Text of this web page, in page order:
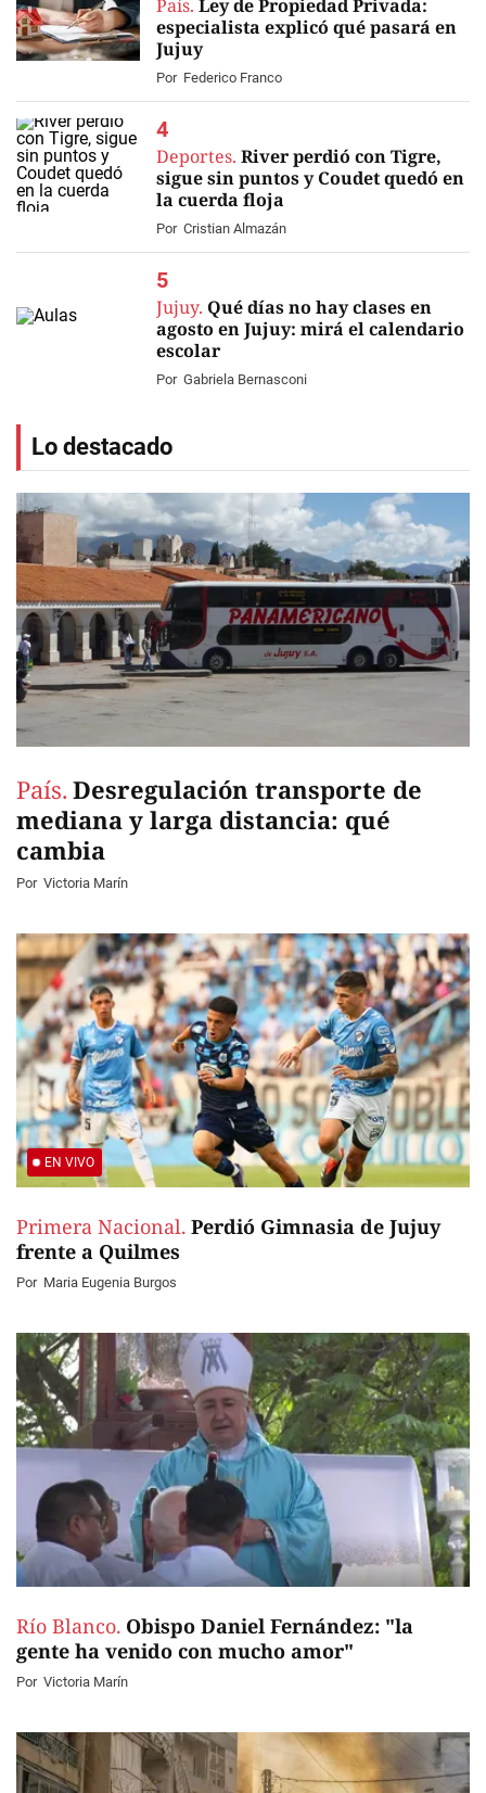
País. Ley de Propiedad Privada:
especialista explicó qué pasará en
Jujuy
Por Federico Franco
Deportes. River perdió con Tigre,
sigue sin puntos y Coudet quedó en
la cuerda floja
Por Cristian Almazán
Jujuy. Qué días no hay clases en
agosto en Jujuy: mirá el calendario
escolar
Por Gabriela Bernasconi
Lo destacado
País. Desregulación transporte de
mediana y larga distancia: qué
cambia
Por Victoria Marín
EN VIVO
Primera Nacional. Perdió Gimnasia de Jujuy
frente a Quilmes
Por Maria Eugenia Burgos
Río Blanco. Obispo Daniel Fernández: "la
gente ha venido con mucho amor"
Por Victoria Marín